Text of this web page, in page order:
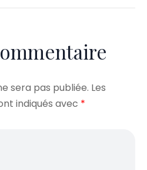
sera pas publiée. Les
indiqués avec *